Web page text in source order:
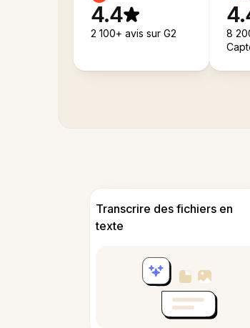
4.4
2 100+ avis sur G2
8
Transcrire des fichiers en
texte